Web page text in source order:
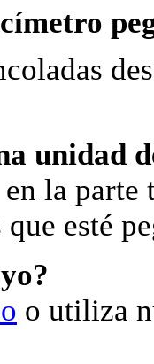
unidad
la parte
esté
o utiliza